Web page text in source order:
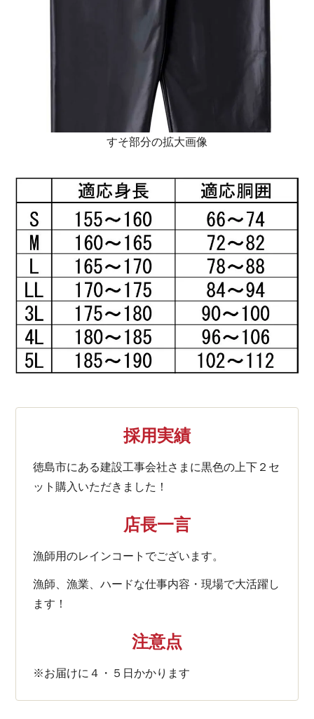
すそ部分の拡大画像
採用実績
徳島市にある建設工事会社さまに黒色の上下２セ
ット購入いただきました！
店長一言
漁師用のレインコートでございます。
漁師、漁業、ハードな仕事内容・現場で大活躍し
ます！
注意点
※お届けに４・５日かかります